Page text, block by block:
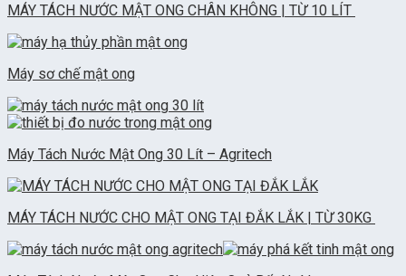
MÁY TÁCH NƯỚC MẬT ONG CHÂN KHÔNG | TỪ 10 LÍT
Máy sơ chế mật ong
Máy Tách Nước Mật Ong 30 Lít – Agritech
MÁY TÁCH NƯỚC CHO MẬT ONG TẠI ĐẮK LẮK | TỪ 30KG